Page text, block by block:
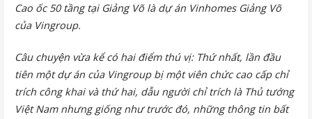
Cao ốc 50 tầng tại Giảng Võ là dự án Vinhomes Giảng Võ
của Vingroup.
Câu chuyện vừa kể có hai điểm thú vị: Thứ nhất, lần đầu
tiên một dự án của Vingroup bị một viên chức cao cấp chỉ
trích công khai và thứ hai, dẫu người chỉ trích là Thủ tướng
Việt Nam nhưng giống như trước đó, những thông tin bất